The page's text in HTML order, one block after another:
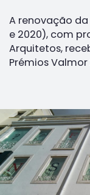
A renovação da
e 2020), com
Arquitetos,
Prémios Valmor